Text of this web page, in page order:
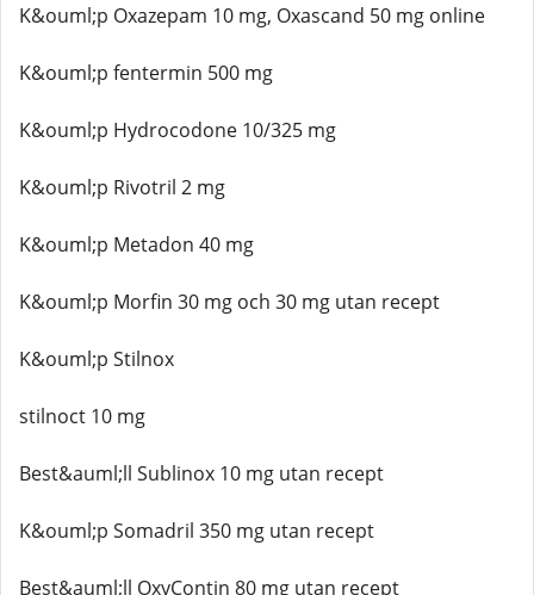
K&ouml;p Oxazepam 10 mg, Oxascand 50 mg online
K&ouml;p fentermin 500 mg
K&ouml;p Hydrocodone 10/325 mg
K&ouml;p Rivotril 2 mg
K&ouml;p Metadon 40 mg
K&ouml;p Morfin 30 mg och 30 mg utan recept
K&ouml;p Stilnox
stilnoct 10 mg
Best&auml;ll Sublinox 10 mg utan recept
K&ouml;p Somadril 350 mg utan recept
Best&auml;ll OxyContin 80 mg utan recept